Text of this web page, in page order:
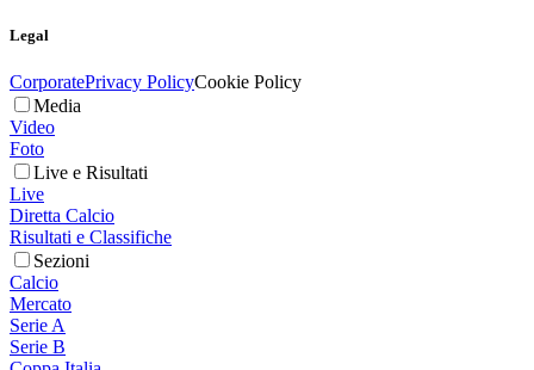
Legal
CorporatePrivacy PolicyCookie Policy
Media
Video
Foto
Live e Risultati
Live
Diretta Calcio
Risultati e Classifiche
Sezioni
Calcio
Mercato
Serie A
Serie B